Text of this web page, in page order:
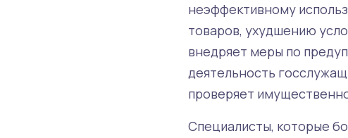
неэффективному
товаров, ухудшению
внедряет меры по
деятельность
проверяет
Специалисты, которые